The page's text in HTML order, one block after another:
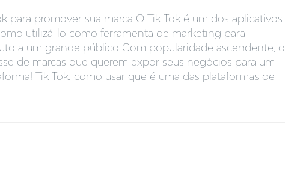
para promover sua marca O Tik Tok é um dos aplicativos
utilizá-lo como ferramenta de marketing para
a um grande público Com popularidade ascendente, o
de marcas que querem expor seus negócios para um
Tik Tok: como usar que é uma das plataformas de